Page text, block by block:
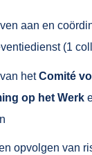
aan en
(1
hetComité
op het Werk
opvolgen van